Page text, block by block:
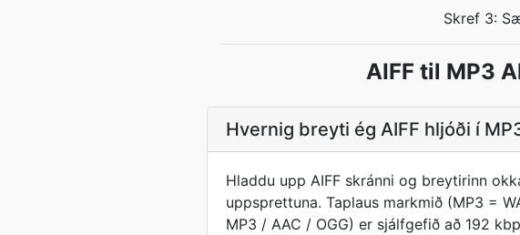
Skref 3:
AIFF til MP3
Hvernig breyti ég AIFF hljóði í
Hladdu upp AIFF skránni og breytirinn
uppsprettuna. Taplaus markmið (MP3 =
MP3 / AAC / OGG) er sjálfgefið að 192